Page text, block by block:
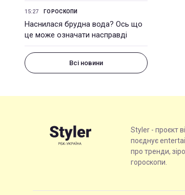
15:27 ГОРОСКОПИ
Наснилася брудна вода? Ось що
це може означати насправді
Всі новини
Styler - проєкт
поєднує
про тренди,
гороскопи.